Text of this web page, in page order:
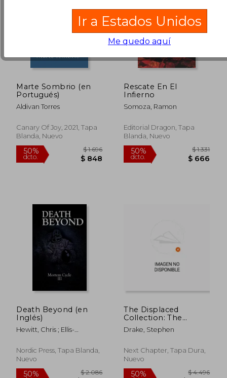
50%
dcto. $ 1.023
50%
dcto. $
Marte Sombrio (en
Portugués)
Aldivan Torres
Canary Of Joy, 2021, Tapa
Blanda, Nuevo
Rescate En El
Infierno
Somoza, Ramon
Editorial Dragon, Tapa
Blanda, Nuevo
Death Beyond (en
Inglés)
Hewitt, Chris ; Ellis-
Nicola
Nordic Press, Tapa Blanda,
Nuevo
The Displaced
Collection: The
Complete Series (en
Inglés)
Drake, Stephen
Next Chapter, Tapa Dura,
Nuevo
Ir a Estados Unidos
Me quedo aquí